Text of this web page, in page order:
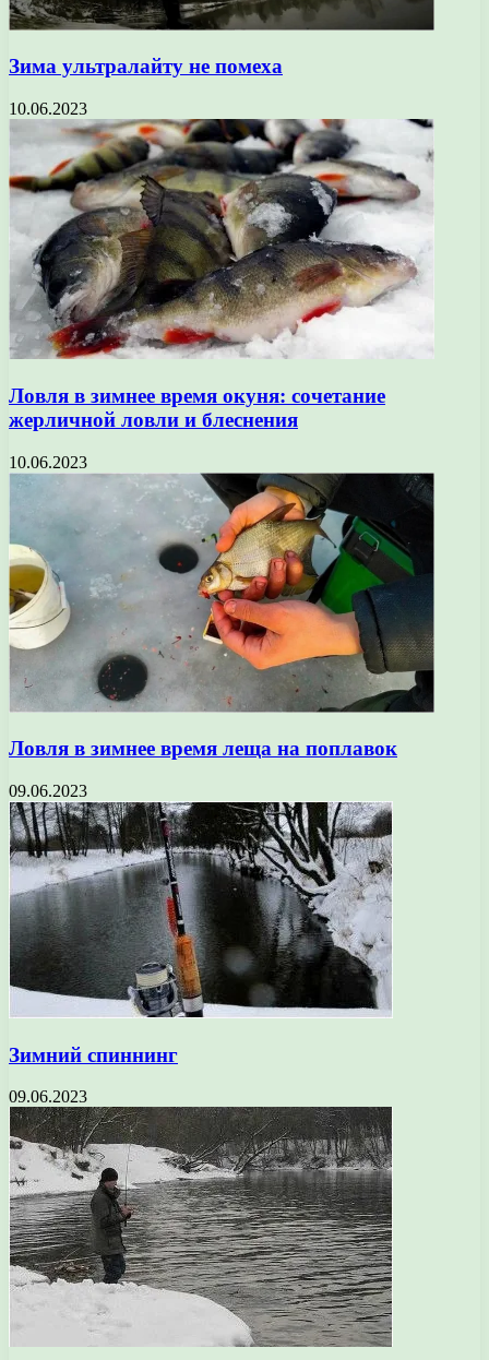
Зима ультралайту не помеха
10.06.2023
Ловля в зимнее время окуня: сочетание
жерличной ловли и блеснения
10.06.2023
Ловля в зимнее время леща на поплавок
09.06.2023
Зимний спиннинг
09.06.2023